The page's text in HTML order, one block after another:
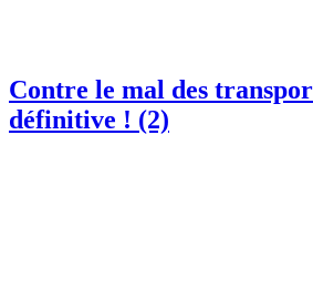
Contre le mal des
définitive ! (2)